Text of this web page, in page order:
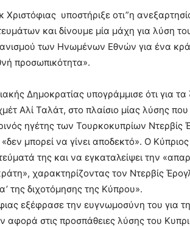
Χριστόφιας υποστήριξε οτι”η
και δίνουμε μία μάχη για λύση
των Ηνωμένων Εθνών για ένα
προσωπικότητα».
Δημοκρατίας υπογράμμισε ότι για
Αλί Ταλάτ, στο πλαίσιο μίας λύσης
ηγέτης των Τουρκοκυπρίων Ντερβίς
μπορεί να γίνει αποδεκτό». Ο
της και να εγκαταλείψει την
χαρακτηρίζοντας τον Ντερβίς
της διχοτόμησης της Κύπρου».
εξέφρασε την ευγνωμοσύνη του για
αφορά στις προσπάθειες λύσης του